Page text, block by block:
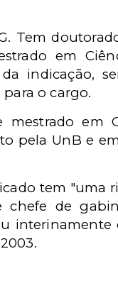
Tem
em
indicação,
o cargo.
em
pela UnB e
tem "uma
chefe de